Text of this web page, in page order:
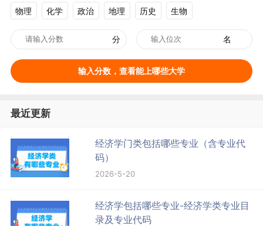
物理 化学 政治 地理 历史 生物
分 名
输入分数，查看能上哪些大学
最近更新
经济学门类包括哪些专业（含专业代
码）
2026-5-20
经济学包括哪些专业-经济学类专业目
录及专业代码